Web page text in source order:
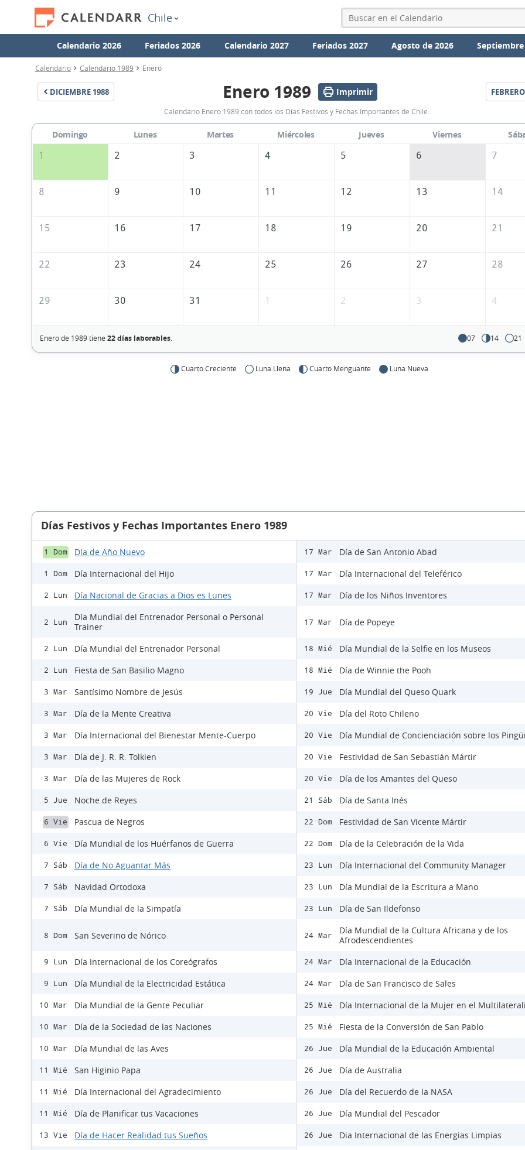
Chile
Calendario 2026 Feriados 2026 Calendario 2027 Feriados 2027 Agosto de 2026
Calendario Calendario 1989 Enero
DICIEMBRE 1988
Calendario
Enero
1989
Enero 1989 Imprimir FEBRERO
Calendario Enero 1989 con todos los Días Festivos y Fechas Importantes de Chile.
Domingo Lunes Martes Miércoles Jueves Viernes
1
2 3 4 5 6 7
8 9 10 11 12 13 14
15 16 17 18 19 20 21
22 23 24 25 26 27 28
29 30 31 1 2 3 4
Enero de 1989 tiene 22 días laborables. 07 14 21
Cuarto Creciente Luna Llena Cuarto Menguante Luna Nueva
Días Festivos y Fechas Importantes Enero 1989
1 Dom Día de Año Nuevo
1 Dom Día Internacional del Hijo
2 Lun Día Nacional de Gracias a Dios es Lunes
2 Lun
Día Mundial del Entrenador Personal o Personal
Trainer
2 Lun Día Mundial del Entrenador Personal
2 Lun Fiesta de San Basilio Magno
3 Mar Santísimo Nombre de Jesús
3 Mar Día de la Mente Creativa
3 Mar Día Internacional del Bienestar Mente-Cuerpo
3 Mar Día de J. R. R. Tolkien
3 Mar Día de las Mujeres de Rock
5 Jue Noche de Reyes
6 Vie Pascua de Negros
6 Vie Día Mundial de los Huérfanos de Guerra
7 Sáb Día de No Aguantar Más
7 Sáb Navidad Ortodoxa
7 Sáb Día Mundial de la Simpatía
8 Dom San Severino de Nórico
9 Lun Día Internacional de los Coreógrafos
9 Lun Día Mundial de la Electricidad Estática
10 Mar Día Mundial de la Gente Peculiar
10 Mar Día de la Sociedad de las Naciones
10 Mar Día Mundial de las Aves
11 Mié San Higinio Papa
11 Mié Día Internacional del Agradecimiento
11 Mié Día de Planificar tus Vacaciones
13 Vie Día de Hacer Realidad tus Sueños
17 Mar Día de San Antonio Abad
17 Mar Día Internacional del Teleférico
17 Mar Día de los Niños Inventores
17 Mar Día de Popeye
18 Mié Día Mundial de la Selfie en los Museos
18 Mié Día de Winnie the Pooh
19 Jue Día Mundial del Queso Quark
20 Vie Día del Roto Chileno
20 Vie Día Mundial de Concienciación sobre los
20 Vie Festividad de San Sebastián Mártir
20 Vie Día de los Amantes del Queso
21 Sáb Día de Santa Inés
22 Dom Festividad de San Vicente Mártir
22 Dom Día de la Celebración de la Vida
23 Lun Día Internacional del Community Manager
23 Lun Día Mundial de la Escritura a Mano
23 Lun Día de San Ildefonso
24 Mar
Día Mundial de la Cultura Africana y de los
Afrodescendientes
24 Mar Día Internacional de la Educación
24 Mar Día de San Francisco de Sales
25 Mié Día Internacional de la Mujer en el
25 Mié Fiesta de la Conversión de San Pablo
26 Jue Día Mundial de la Educación Ambiental
26 Jue Día de Australia
26 Jue Día del Recuerdo de la NASA
26 Jue Día Mundial del Pescador
26 Jue Dia Internacional de las Energias Limpias